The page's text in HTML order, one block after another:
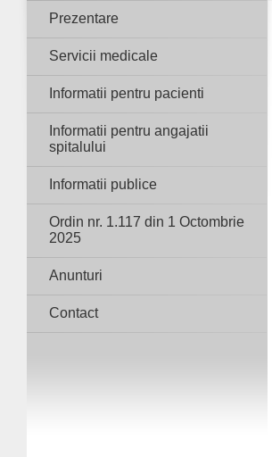
Prezentare
Servicii medicale
Informatii pentru pacienti
Informatii pentru angajatii
spitalului
Informatii publice
Ordin nr. 1.117 din 1 Octombrie
2025
Anunturi
Contact